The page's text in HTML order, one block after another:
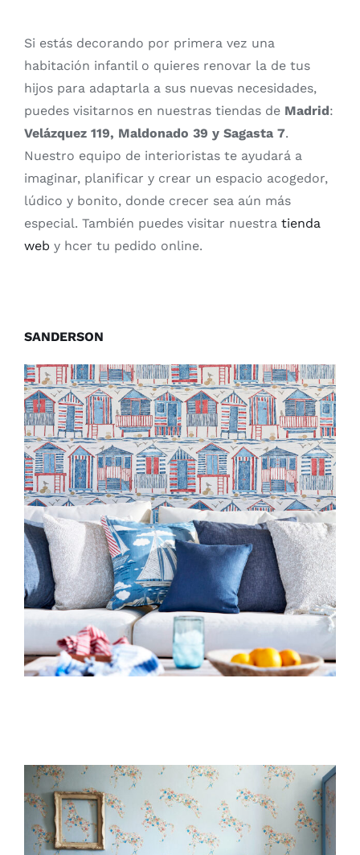
Si estás decorando por primera vez una
habitación infantil o quieres renovar la de tus
hijos para adaptarla a sus nuevas necesidades,
puedes visitarnos en nuestras tiendas de Madrid:
Velázquez 119, Maldonado 39 y Sagasta 7.
Nuestro equipo de interioristas te ayudará a
imaginar, planificar y crear un espacio acogedor,
lúdico y bonito, donde crecer sea aún más
especial. También puedes visitar nuestra tienda
web y hcer tu pedido online.
SANDERSON